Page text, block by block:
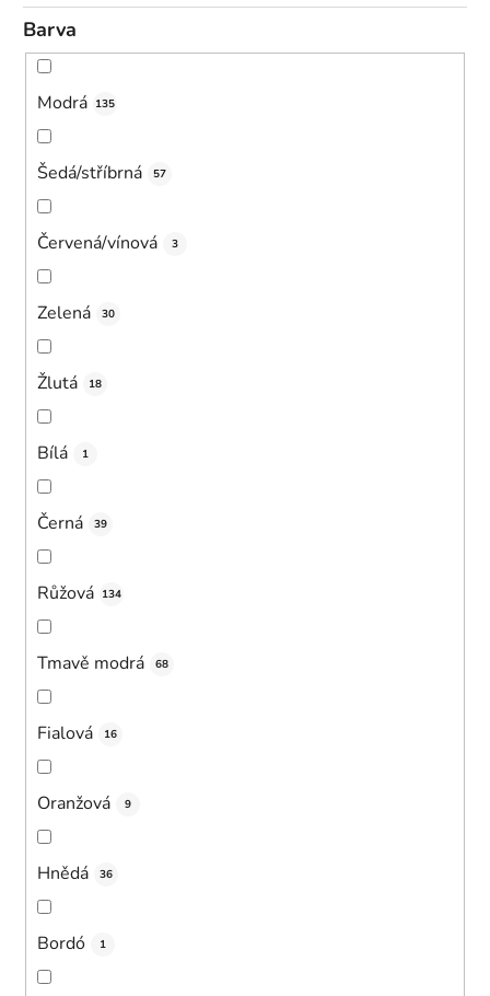
Barva
Modrá 135
Šedá/stříbrná 57
Červená/vínová 3
Zelená 30
Žlutá 18
Bílá 1
Černá 39
Růžová 134
Tmavě modrá 68
Fialová 16
Oranžová 9
Hnědá 36
Bordó 1